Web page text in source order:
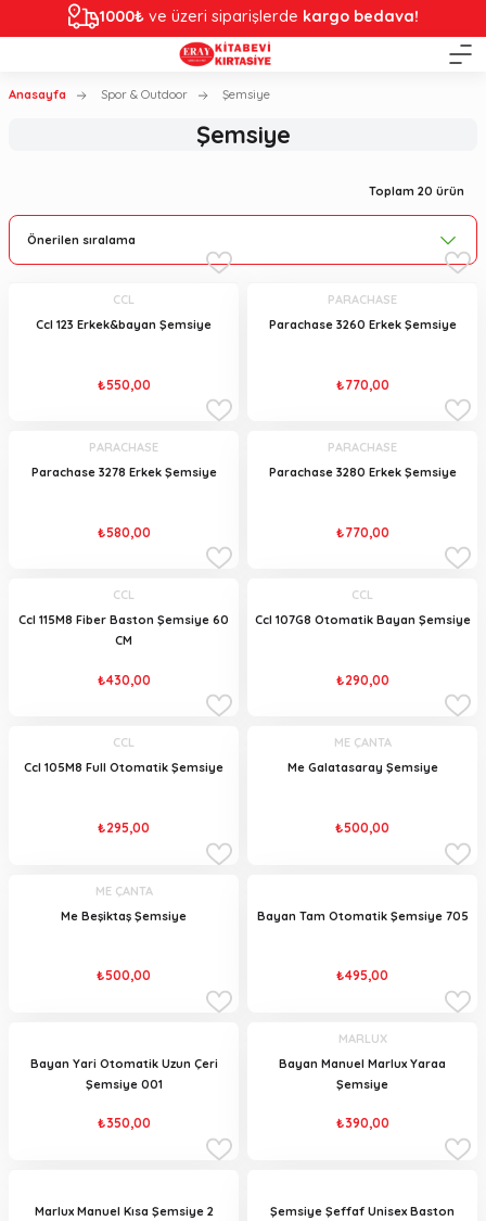
1000₺ ve üzeri siparişlerde kargo bedava!
Anasayfa Spor & Outdoor Şemsiye
Şemsiye
Toplam 20 ürün
CCL
Ccl 123 Erkek&bayan Şemsiye
₺550,00
PARACHASE
Parachase 3260 Erkek Şemsiye
₺770,00
PARACHASE
Parachase 3278 Erkek Şemsiye
₺580,00
PARACHASE
Parachase 3280 Erkek Şemsiye
₺770,00
CCL
Ccl 115M8 Fiber Baston Şemsiye 60
CM
₺430,00
CCL
Ccl 107G8 Otomatik Bayan Şemsiye
₺290,00
CCL
Ccl 105M8 Full Otomatik Şemsiye
₺295,00
ME ÇANTA
Me Galatasaray Şemsiye
₺500,00
ME ÇANTA
Me Beşiktaş Şemsiye
₺500,00
Bayan Tam Otomatik Şemsiye 705
₺495,00
Bayan Yari Otomatik Uzun Çeri
Şemsiye 001
₺350,00
MARLUX
Bayan Manuel Marlux Yaraa
Şemsiye
₺390,00
Marlux Manuel Kısa Şemsiye 2 Şemsiye Şeffaf Unisex Baston